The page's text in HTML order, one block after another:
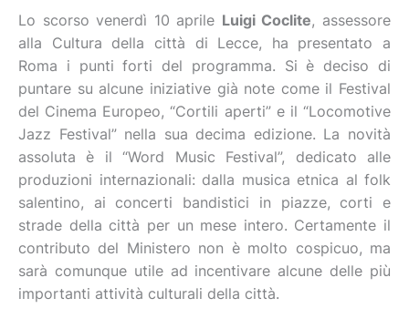
Lo scorso venerdì 10 aprile Luigi Coclite, assessore
alla Cultura della città di Lecce, ha presentato a
Roma i punti forti del programma. Si è deciso di
puntare su alcune iniziative già note come il Festival
del Cinema Europeo, “Cortili aperti” e il “Locomotive
Jazz Festival” nella sua decima edizione. La novità
assoluta è il “Word Music Festival”, dedicato alle
produzioni internazionali: dalla musica etnica al folk
salentino, ai concerti bandistici in piazze, corti e
strade della città per un mese intero. Certamente il
contributo del Ministero non è molto cospicuo, ma
sarà comunque utile ad incentivare alcune delle più
importanti attività culturali della città.